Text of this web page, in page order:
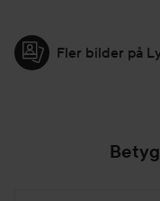
Fler bilder på